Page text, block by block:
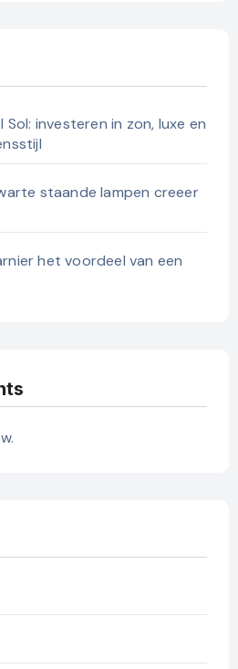
investeren in zon, luxe en
staande lampen creeer
het voordeel van een